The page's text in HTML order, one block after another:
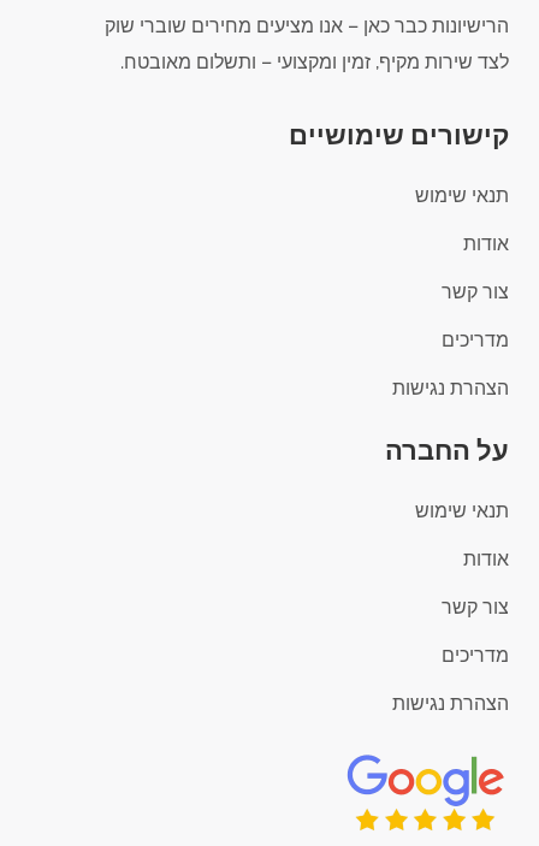
הרישיונות כבר כאן – אנו מציעים מחירים שוברי שוק
לצד שירות מקיף, זמין ומקצועי – ותשלום מאובטח.
קישורים שימושיים
תנאי שימוש
אודות
צור קשר
מדריכים
הצהרת נגישות
על החברה
תנאי שימוש
אודות
צור קשר
מדריכים
הצהרת נגישות